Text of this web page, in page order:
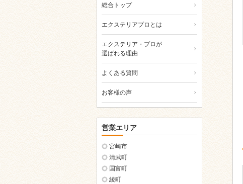
総合トップ
エクステリアプロとは
エクステリア・プロが
選ばれる理由
よくある質問
お客様の声
営業エリア
宮崎市
清武町
国富町
綾町